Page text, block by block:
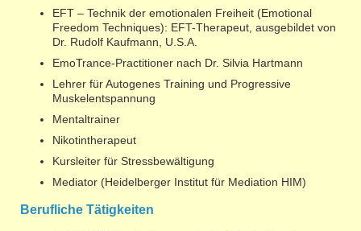
EFT – Technik der emotionalen Freiheit (Emotional
Freedom Techniques): EFT-Therapeut, ausgebildet von
Dr. Rudolf Kaufmann, U.S.A.
EmoTrance-Practitioner nach Dr. Silvia Hartmann
Lehrer für Autogenes Training und Progressive
Muskelentspannung
Mentaltrainer
Nikotintherapeut
Kursleiter für Stressbewältigung
Mediator (Heidelberger Institut für Mediation HIM)
Berufliche Tätigkeiten